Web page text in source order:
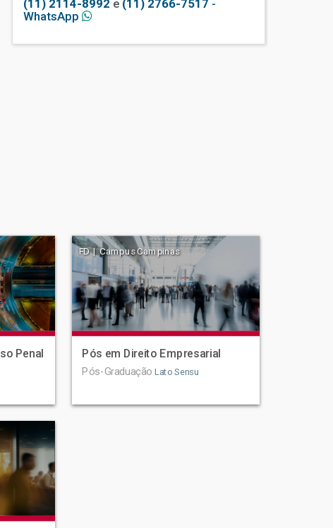
(11) 2114-8992 e (11) 2766-7517 -
WhatsApp
Penal
FD | Campus Campinas
Pós em Direito Empresarial
Pós-Graduação Lato Sensu